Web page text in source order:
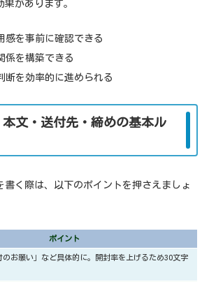
があります。
感を事前に確認できる
係を構築できる
断を効率的に進められる
文・送付先・締めの基本ル
書く際は、以下のポイントを押さえましょ
ポイント
お願い」など具体的に。開封率を上げるため30文字